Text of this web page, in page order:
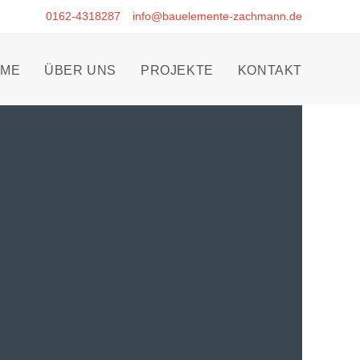
0162-4318287 info@bauelemente-zachmann.de
ÜBER UNS PROJEKTE KONTAKT